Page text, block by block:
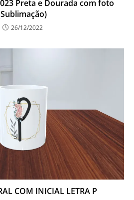
Preta e Dourada com foto
26/12/2022
COM INICIAL LETRA P